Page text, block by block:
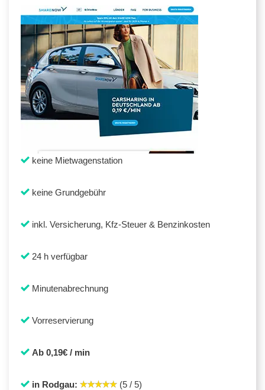
keine Mietwagenstation
keine Grundgebühr
inkl. Versicherung, Kfz-Steuer & Benzinkosten
24 h verfügbar
Minutenabrechnung
Vorreservierung
Ab 0,19€ / min
in Rodgau: (5 / 5)